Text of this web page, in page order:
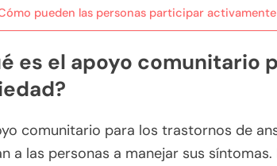
pueden las personas participar
es el apoyo comunitario
comunitario para los trastornos de
a las personas a manejar sus